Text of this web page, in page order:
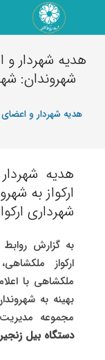
هدیه شهردار و
شهروندان:
هدیه شهردار و
هدیه
ارکواز به
شهرداری
به گزارش
ارکواز
ملکشاهی با
بهینه به
مجموعه
دستگاه بیل